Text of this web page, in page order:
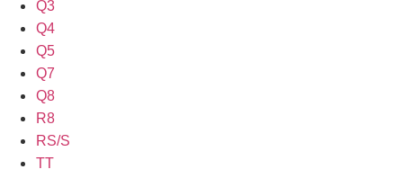
Q3
Q4
Q5
Q7
Q8
R8
RS/S
TT